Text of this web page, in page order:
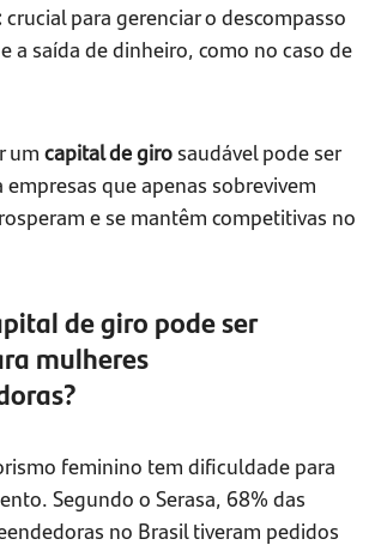
crucial para gerenciar o descompasso
a saída de dinheiro, como no caso de
um capital de giro saudável pode ser
que apenas sobrevivem
e se mantêm competitivas no
de giro pode ser
mulheres
feminino tem dificuldade para
Segundo o Serasa, 68% das
no Brasil tiveram pedidos